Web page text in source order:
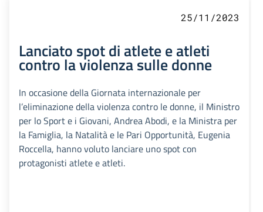
25/11/2023
Lanciato spot di atlete e atleti
contro la violenza sulle donne
In occasione della Giornata internazionale per
l’eliminazione della violenza contro le donne, il Ministro
per lo Sport e i Giovani, Andrea Abodi, e la Ministra per
la Famiglia, la Natalità e le Pari Opportunità, Eugenia
Roccella, hanno voluto lanciare uno spot con
protagonisti atlete e atleti.